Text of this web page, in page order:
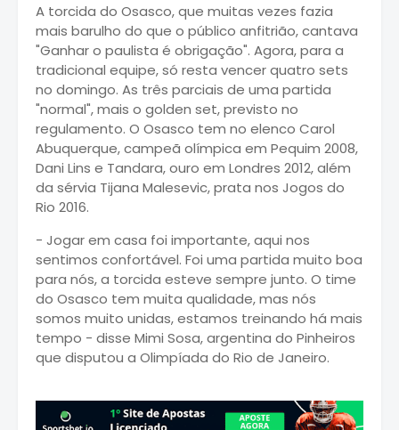
A torcida do Osasco, que muitas vezes fazia
mais barulho do que o público anfitrião, cantava
"Ganhar o paulista é obrigação". Agora, para a
tradicional equipe, só resta vencer quatro sets
no domingo. As três parciais de uma partida
"normal", mais o golden set, previsto no
regulamento. O Osasco tem no elenco Carol
Abuquerque, campeã olímpica em Pequim 2008,
Dani Lins e Tandara, ouro em Londres 2012, além
da sérvia Tijana Malesevic, prata nos Jogos do
Rio 2016.
- Jogar em casa foi importante, aqui nos
sentimos confortável. Foi uma partida muito boa
para nós, a torcida esteve sempre junto. O time
do Osasco tem muita qualidade, mas nós
somos muito unidas, estamos treinando há mais
tempo - disse Mimi Sosa, argentina do Pinheiros
que disputou a Olimpíada do Rio de Janeiro.